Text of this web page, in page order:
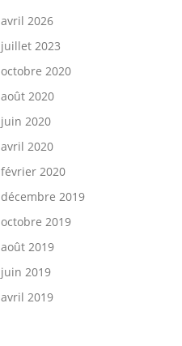
avril 2026
juillet 2023
octobre 2020
août 2020
juin 2020
avril 2020
février 2020
décembre 2019
octobre 2019
août 2019
juin 2019
avril 2019